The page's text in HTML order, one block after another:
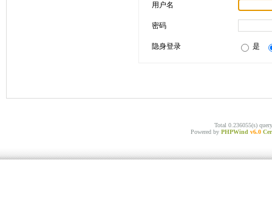
用户名
密码
隐身登录 是
Total 0.236055(s)
Powered by PHPWind v6.0